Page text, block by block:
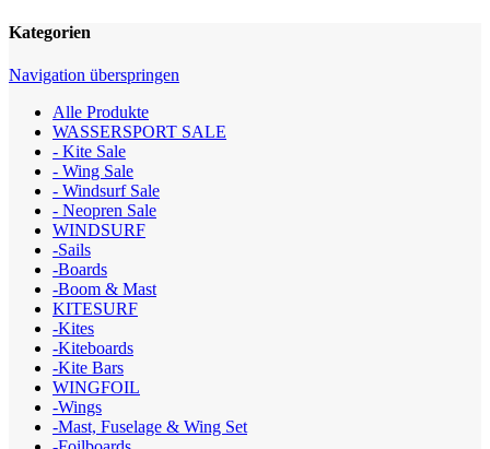
Kategorien
Navigation überspringen
Alle Produkte
WASSERSPORT SALE
- Kite Sale
- Wing Sale
- Windsurf Sale
- Neopren Sale
WINDSURF
-Sails
-Boards
-Boom & Mast
KITESURF
-Kites
-Kiteboards
-Kite Bars
WINGFOIL
-Wings
-Mast, Fuselage & Wing Set